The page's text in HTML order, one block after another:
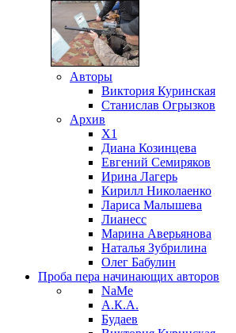
Авторы
Виктория Куринская
Станислав Огрызков
Архив
X1
Диана Козинцева
Евгений Семиряков
Ирина Лагерь
Кирилл Николаенко
Лариса Малышева
Лианесс
Марина Аверьянова
Наталья Зубрилина
Олег Бабулин
Проба пера начинающих авторов
NaMe
А.К.А.
Будаев